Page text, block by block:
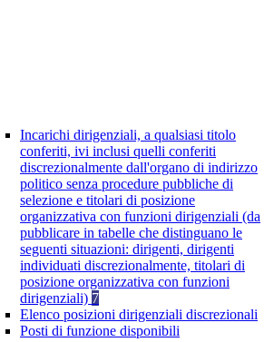
Incarichi dirigenziali, a qualsiasi titolo
conferiti, ivi inclusi quelli conferiti
discrezionalmente dall'organo di indirizzo
politico senza procedure pubbliche di
selezione e titolari di posizione
organizzativa con funzioni dirigenziali (da
pubblicare in tabelle che distinguano le
seguenti situazioni: dirigenti, dirigenti
individuati discrezionalmente, titolari di
posizione organizzativa con funzioni
dirigenziali) 7
Elenco posizioni dirigenziali discrezionali
Posti di funzione disponibili